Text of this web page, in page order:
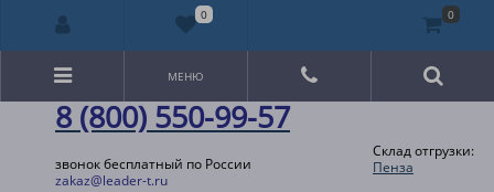
8 (800) 550-99-57
звонок бесплатный по России
zakaz@leader-t.ru
Склад отгрузки:
Пенза
МЕНЮ
0 0